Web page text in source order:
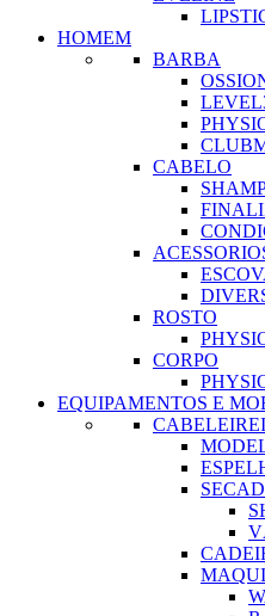
HOMEM
BARBA
CABELO
ROSTO
CORPO
EQUIPAMENTOS E